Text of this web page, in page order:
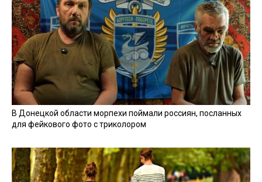
В Донецкой области морпехи поймали россиян, посланных
для фейкового фото с триколором